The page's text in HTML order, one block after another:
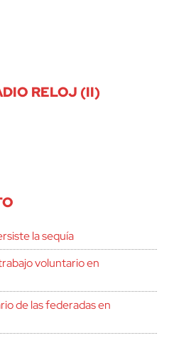
RELOJ (II)
la sequía
voluntario en
de las federadas en